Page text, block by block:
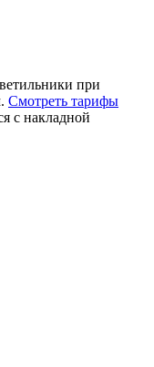
при
Смотреть тарифы
с накладной